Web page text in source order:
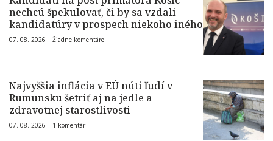
nechcú špekulovať, či by sa vzdali
kandidatúry v prospech niekoho iného
07. 08. 2026 | Žiadne komentáre
Najvyššia inflácia v EÚ núti ľudí v
Rumunsku šetriť aj na jedle a
zdravotnej starostlivosti
07. 08. 2026 | 1 komentár